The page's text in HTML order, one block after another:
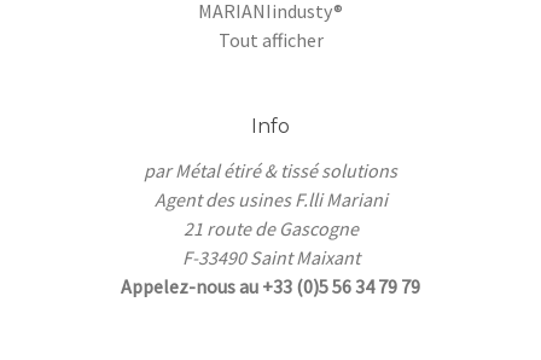
MARIANIindusty®
Tout afficher
Info
par Métal étiré & tissé solutions
Agent des usines F.lli Mariani
21 route de Gascogne
F-33490 Saint Maixant
Appelez-nous au +33 (0)5 56 34 79 79